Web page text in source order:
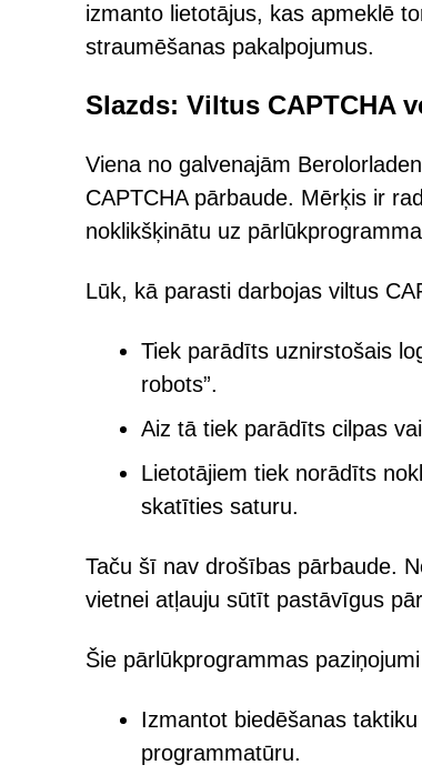
izmanto lietotājus, kas apmeklē
straumēšanas pakalpojumus.
Slazds: Viltus CAPTCHA
Viena no galvenajām
CAPTCHA pārbaude. Mērķis ir
noklikšķinātu uz
Lūk, kā parasti darbojas viltus
Tiek parādīts uznirstošais
robots”.
Aiz tā tiek parādīts cilpas
Lietotājiem tiek norādīts
skatīties saturu.
Taču šī nav drošības pārbaude.
vietnei atļauju sūtīt pastāvīgus
Šie pārlūkprogrammas
Izmantot biedēšanas
programmatūru.